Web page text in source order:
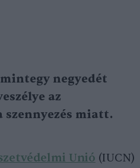
negyedét
az
szennyezés miatt.
Unió (IUCN)